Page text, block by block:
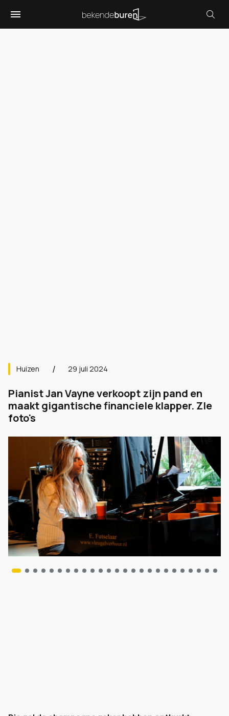
Huizen 29 juli 2024
Pianist Jan Vayne verkoopt zijn pand en
maakt gigantische financiele klapper. ZIe
foto's